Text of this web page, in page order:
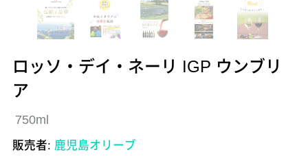
ロッソ・デイ・ネーリ IGP ウンブリ
ア
750ml
販売者: 鹿児島オリーブ